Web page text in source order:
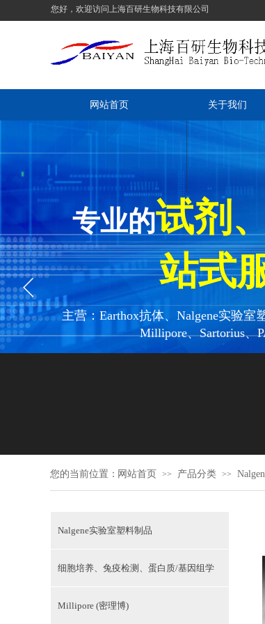
您好，欢迎访问上海百研生物科技有限公司
网站首页 关于我们
专业的试剂
站式服
主营：Earthox抗体、Nalgene实验室
Millipore、Sartorius、
网站首页 >> 产品分类 >>
您的当前位置：
Nalgene实验室塑料制品
细胞培养、兔疫检测、蛋白质/基因组学
Millipore (密理博)